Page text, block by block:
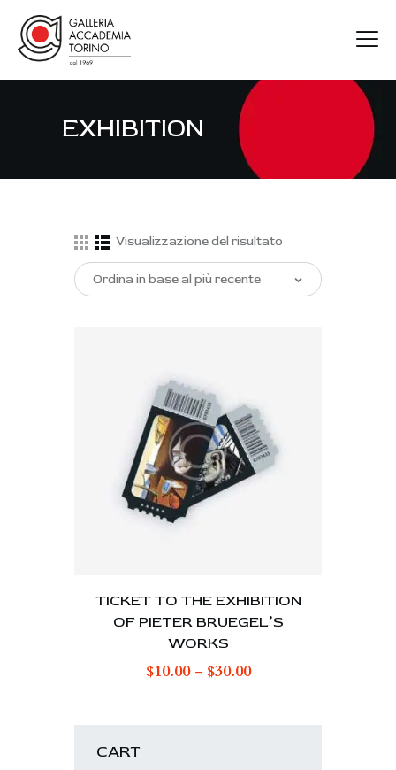
EXHIBITION
GAT
CONTATTIVisualizzazione del risultato
TICKET TO THE EXHIBITION
OF PIETER BRUEGEL’S
WORKS
$10.00 - $30.00
CART